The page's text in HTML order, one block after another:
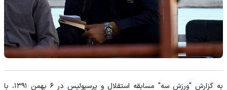
به گزارش "ورزش سه" مسابقه استقلال و پرسپولیس در ۶ بهمن ۱۳۹۱، با